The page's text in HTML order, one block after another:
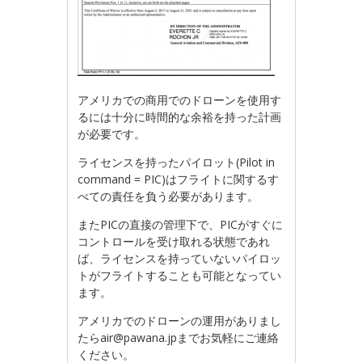
アメリカでの商用でのドローンを使用す
るには十分に時間的な余裕を持った計画
が必要です。
ライセンスを持ったパイロット(Pilot in
command = PIC)はフライトに関するす
べての責任を負う必要があります。
またPICの直接の管理下で、PICがすぐに
コントロールを受け取れる状態であれ
ば、ライセンスを持っていないパイロッ
トがフライトすることも可能となってい
ます。
アメリカでのドローンの運用がありまし
たらair@pawana.jpまでお気軽にご連絡
ください。